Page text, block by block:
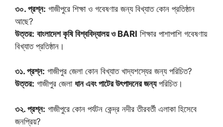
৩০. প্রশ্ন: গাজীপুরে শিক্ষা ও গবেষণার জন্য বিখ্যাত কোন প্রতিষ্ঠান
আছে?
উত্তর: বাংলাদেশ কৃষি বিশ্ববিদ্যালয় ও BARI শিক্ষার পাশাপাশি গবেষণায়
বিখ্যাত প্রতিষ্ঠান।
৩১. প্রশ্ন: গাজীপুর জেলা কোন বিখ্যাত খাদ্যশস্যের জন্য পরিচিত?
উত্তর: গাজীপুর জেলা ধান এবং পাটের উৎপাদনের জন্যপরিচিত।
৩২. প্রশ্ন: গাজীপুরে কোন পর্যটন কেন্দ্র নদীর তীরবর্তী এলাকা হিসেবে
জনপ্রিয়?